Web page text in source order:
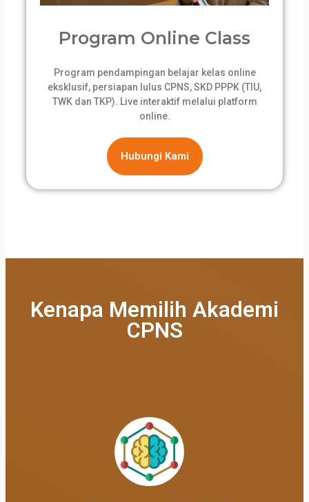
Program Online Class
Program pendampingan belajar kelas online
eksklusif, persiapan lulus CPNS, SKD PPPK (TIU,
TWK dan TKP). Live interaktif melalui platform
online.
Hubungi Kami
Kenapa Memilih Akademi
CPNS